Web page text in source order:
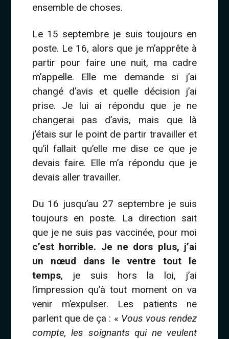
ensemble de choses.
Le 15 septembre je suis toujours en
poste. Le 16, alors que je m’apprête à
partir pour faire une nuit, ma cadre
m’appelle. Elle me demande si j’ai
changé d’avis et quelle décision j’ai
prise. Je lui ai répondu que je ne
changerai pas d’avis, mais que là
j’étais sur le point de partir travailler et
qu’il fallait qu’elle me dise ce que je
devais faire. Elle m’a répondu que je
devais aller travailler.
Du 16 jusqu’au 27 septembre je suis
toujours en poste. La direction sait
que je ne suis pas vaccinée, pour moi
c’est horrible. Je ne dors plus, j’ai
un nœud dans le ventre tout le
temps, je suis hors la loi, j’ai
l’impression qu’à tout moment on va
venir m’expulser. Les patients ne
parlent que de ça : « Vous vous rendez
compte, les soignants qui ne veulent